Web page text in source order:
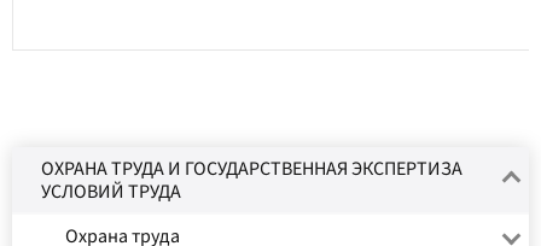
ОХРАНА ТРУДА И ГОСУДАРСТВЕННАЯ ЭКСПЕРТИЗА
УСЛОВИЙ ТРУДА
Охрана труда